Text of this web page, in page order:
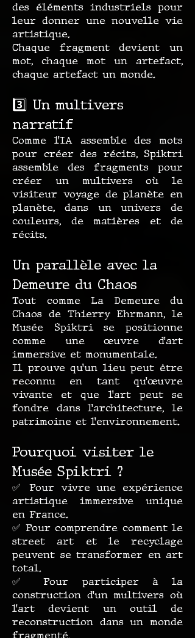
des éléments industriels pour
leur donner une nouvelle vie
artistique.
Chaque fragment devient un
mot, chaque mot un artefact,
chaque artefact un monde.
3️⃣ Un multivers
narratif
Comme l’IA assemble des mots
pour créer des récits, Spiktri
assemble des fragments pour
créer un multivers où le
visiteur voyage de planète en
planète, dans un univers de
couleurs, de matières et de
récits.
Un parallèle avec la
Demeure du Chaos
Tout comme La Demeure du
Chaos de Thierry Ehrmann, le
Musée Spiktri se positionne
comme une œuvre d’art
immersive et monumentale.
Il prouve qu’un lieu peut être
reconnu en tant qu’œuvre
vivante et que l’art peut se
fondre dans l’architecture, le
patrimoine et l’environnement.
Pourquoi visiter le
Musée Spiktri ?
✅ Pour vivre une expérience
artistique immersive unique
en France.
✅ Pour comprendre comment le
street art et le recyclage
peuvent se transformer en art
total.
✅ Pour participer à la
construction d’un multivers où
l’art devient un outil de
reconstruction dans un monde
fragmenté.